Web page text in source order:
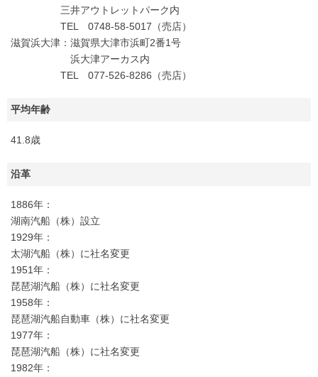
三井アウトレットパーク内
TEL 0748-58-5017（売店）
滋賀浜大津：滋賀県大津市浜町2番1号
浜大津アーカス内
TEL 077-526-8286（売店）
平均年齢
41.8歳
沿革
1886年：
湖南汽船（株）設立
1929年：
太湖汽船（株）に社名変更
1951年：
琵琶湖汽船（株）に社名変更
1958年：
琵琶湖汽船自動車（株）に社名変更
1977年：
琵琶湖汽船（株）に社名変更
1982年：